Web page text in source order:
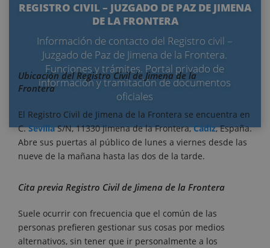
REGISTRO CIVIL – JUZGADO DE PAZ DE JIMENA
DE LA FRONTERA
Información de contacto del Registro civil –
Juzgado de Paz de Jimena de la Frontera.
Funciones y trámites. Portal privado de
información y tramitación de documentos
oficiales
Ubicación del Registro Civil de Jimena de la
Frontera
El Registro Civil de Jimena de la Frontera se encuentra en
C.SevillaS/N, 11330 Jimena de la Frontera,Cádiz, España.
Abre sus puertas al público de lunes a viernes desde las
nueve de la mañana hasta las dos de la tarde.
Cita previa Registro Civil de Jimena de la Frontera
Suele ocurrir con frecuencia que el común de las
personas prefieren gestionar sus cosas por medios
alternativos, sin tener que ir personalmente a los